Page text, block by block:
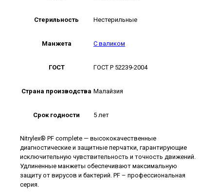
Стерильность Нестерильные
Манжета С валиком
ГОСТ ГОСТ Р 52239-2004
Страна производства Малайзия
Срок годности 5 лет
Nitrylex® PF complete — высококачественные
диагностические и защитные перчатки, гарантирующие
исключительную чувствительность и точность движений.
Удлиненные манжеты обеспечивают максимальную
защиту от вирусов и бактерий. PF – профессиональная
серия.